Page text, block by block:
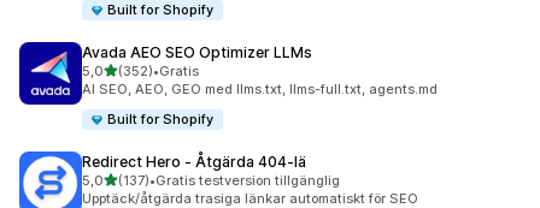
Built for Shopify
Avada AEO SEO Optimizer LLMs
5,0av 5 stjärnor
(352)
352 recensioner totalt
•Gratis
AI SEO, AEO, GEO med llms.txt, llms-full.txt, agents.md
Built for Shopify
Redirect Hero ‑ Åtgärda 404‑lä
5,0av 5 stjärnor
(137)
137 recensioner totalt
•Gratis testversion tillgänglig
Upptäck/åtgärda trasiga länkar automatiskt för SEO